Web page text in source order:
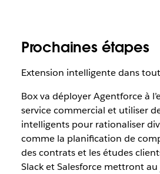
Prochaines étapes
Extension intelligente dans
Box va déployer Agentforce à
service commercial et utiliser
intelligents pour rationaliser
comme la planification de
des contrats et les études
Slack et Salesforce mettront